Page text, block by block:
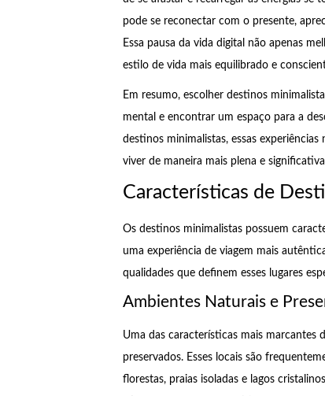
pode se reconectar com o presente,
Essa pausa da vida digital não apenas
estilo de vida mais equilibrado e
Em resumo, escolher destinos
mental e encontrar um espaço para a
destinos minimalistas, essas
viver de maneira mais plena e
Características de
Os destinos minimalistas possuem
uma experiência de viagem mais
qualidades que definem esses lugares
Ambientes Naturais e
Uma das características mais marcantes
preservados. Esses locais são
florestas, praias isoladas e lagos